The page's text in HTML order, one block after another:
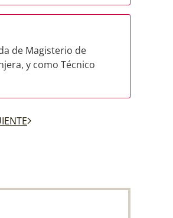
de Magisterio de
y como Técnico